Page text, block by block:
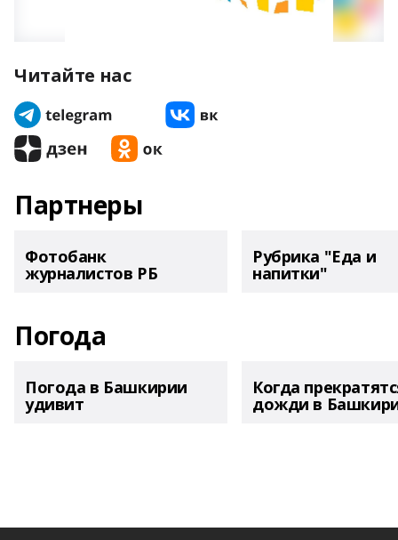
Читайте нас
Партнеры
Фотобанк
журналистов РБ
Рубрика "Еда и
напитки"
Погода
Погода в Башкирии
удивит
Когда
дожди в